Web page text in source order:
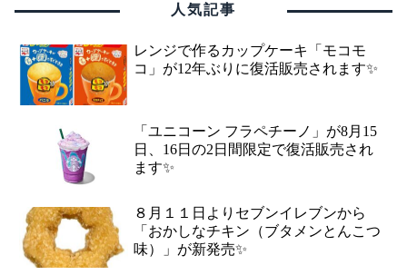
人気記事
レンジで作るカップケーキ「モコモ
コ」が12年ぶりに復活販売されます✨
「ユニコーン フラペチーノ」が8月15
日、16日の2日間限定で復活販売され
ます✨
８月１１日よりセブンイレブンから
「おかしなチキン（ブタメンとんこつ
味）」が新発売✨